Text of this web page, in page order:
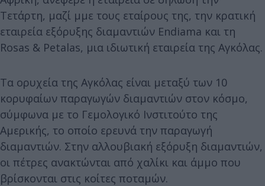
Τετάρτη, μαζί μμε τους εταίρους της, την κρατική
εταιρεία εξόρυξης διαμαντιών Endiama και τη
Rosas & Petalas, μια ιδιωτική εταιρεία της Αγκόλας.
Τα ορυχεία της Αγκόλας είναι μεταξύ των 10
κορυφαίων παραγωγών διαμαντιών στον κόσμο,
σύμφωνα με το Γεμολογικό Ινστιτούτο της
Αμερικής, το οποίο ερευνά την παραγωγή
διαμαντιών. Στην αλλουβιακή εξόρυξη διαμαντιών,
οι πέτρες ανακτώνται από χαλίκι και άμμο που
βρίσκονται στις κοίτες ποταμών.